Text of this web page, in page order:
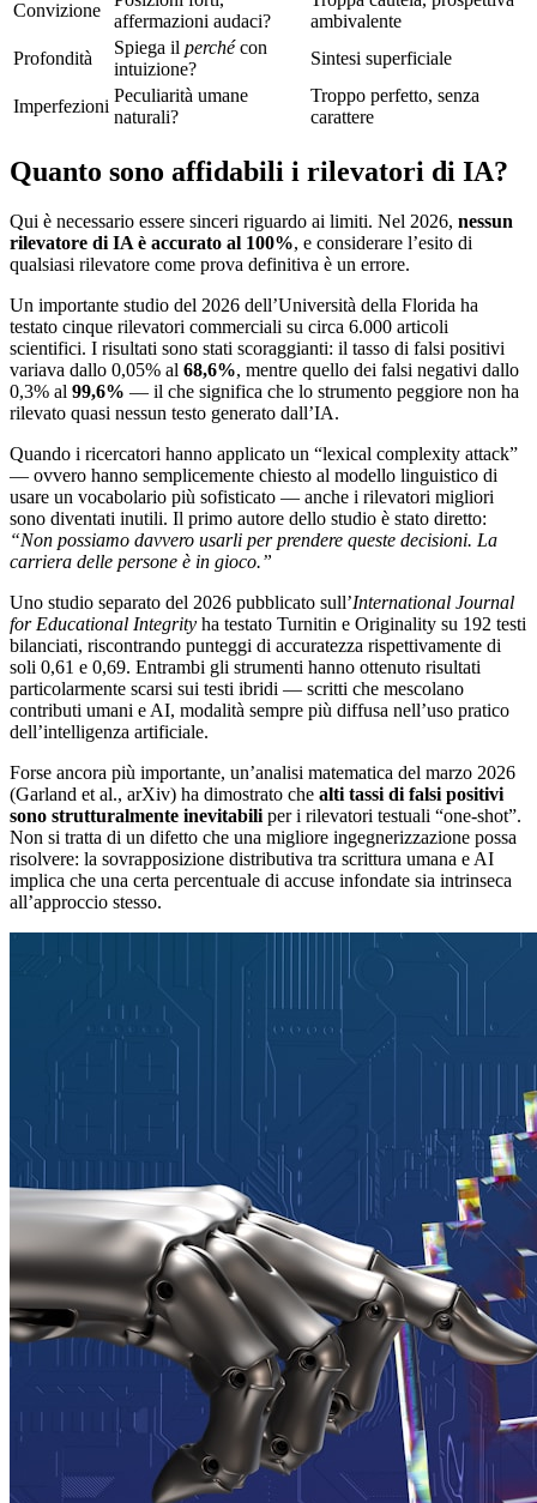
Convizione
affermazioni audaci?
ambivalente
Profondità
Spiega il perchécon
intuizione?
Sintesi superficiale
Imperfezioni
Peculiarità umane
naturali?
Troppo perfetto, senza
carattere
Quanto sono affidabili i rilevatori di IA?
Qui è necessario essere sinceri riguardo ai limiti. Nel 2026, nessun
rilevatore di IA è accurato al 100%, e considerare l’esito di
qualsiasi rilevatore come prova definitiva è un errore.
Un importante studio del 2026 dell’Università della Florida ha
testato cinque rilevatori commerciali su circa 6.000 articoli
scientifici. I risultati sono stati scoraggianti: il tasso di falsi positivi
variava dallo 0,05% al 68,6%, mentre quello dei falsi negativi dallo
0,3% al 99,6% — il che significa che lo strumento peggiore non ha
rilevato quasi nessun testo generato dall’IA.
Quando i ricercatori hanno applicato un “lexical complexity attack”
— ovvero hanno semplicemente chiesto al modello linguistico di
usare un vocabolario più sofisticato — anche i rilevatori migliori
sono diventati inutili. Il primo autore dello studio è stato diretto:
“Non possiamo davvero usarli per prendere queste decisioni. La
carriera delle persone è in gioco.”
Uno studio separato del 2026 pubblicato sull’International Journal
for Educational Integrity ha testato Turnitin e Originality su 192 testi
bilanciati, riscontrando punteggi di accuratezza rispettivamente di
soli 0,61 e 0,69. Entrambi gli strumenti hanno ottenuto risultati
particolarmente scarsi sui testi ibridi — scritti che mescolano
contributi umani e AI, modalità sempre più diffusa nell’uso pratico
dell’intelligenza artificiale.
Forse ancora più importante, un’analisi matematica del marzo 2026
(Garland et al., arXiv) ha dimostrato che alti tassi di falsi positivi
sono strutturalmente inevitabiliper i rilevatori testuali “one-shot”.
Non si tratta di un difetto che una migliore ingegnerizzazione possa
risolvere: la sovrapposizione distributiva tra scrittura umana e AI
implica che una certa percentuale di accuse infondate sia intrinseca
all’approccio stesso.